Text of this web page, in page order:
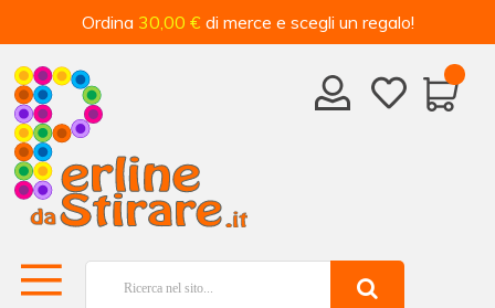
Ordina 30,00 € di merce e scegli un regalo!